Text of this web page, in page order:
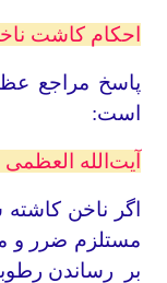
احکام کاشت
پاسخ مراجع
است:
آیت‌الله
اگر ناخن کاشته
مستلزم ضرر و
بر رساندن